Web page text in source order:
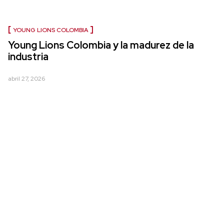
YOUNG LIONS COLOMBIA
Young Lions Colombia y la madurez de la
industria
abril 27, 2026